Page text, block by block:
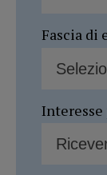
Fascia di